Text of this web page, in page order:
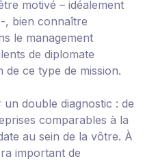
motivé – idéalement
, bien connaître
le management
de diplomate
de ce type de mission.
double diagnostic : de
comparables à la
au sein de la vôtre. À
important de